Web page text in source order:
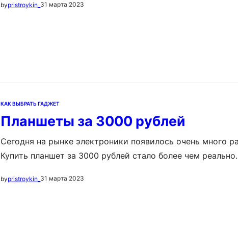
стильное устройство с отличной начинкой, и первое
bypristroykin_ 31 марта 2023
КАК ВЫБРАТЬ ГАДЖЕТ
Планшеты за 3000 рублей
Сегодня на рынке электроники появилось очень много
Купить планшет за 3000 рублей стало более чем
поможет наша статья. Мы приводим пять планшетов,
bypristroykin_ 31 марта 2023